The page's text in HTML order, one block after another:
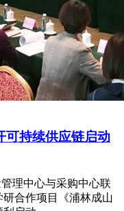
可持续供应链启动
理中心与采购中心联
合作项目《浦林成山